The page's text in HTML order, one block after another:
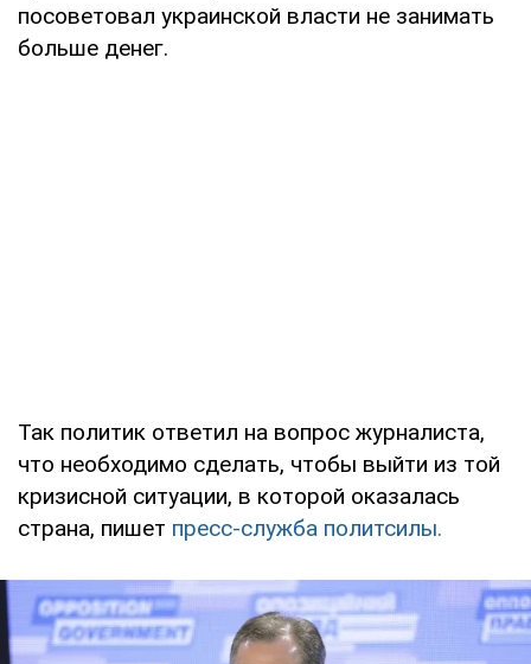
посоветовал украинской власти не занимать
больше денег.
Так политик ответил на вопрос журналиста,
что необходимо сделать, чтобы выйти из той
кризисной ситуации, в которой оказалась
страна, пишет пресс-служба политсилы.